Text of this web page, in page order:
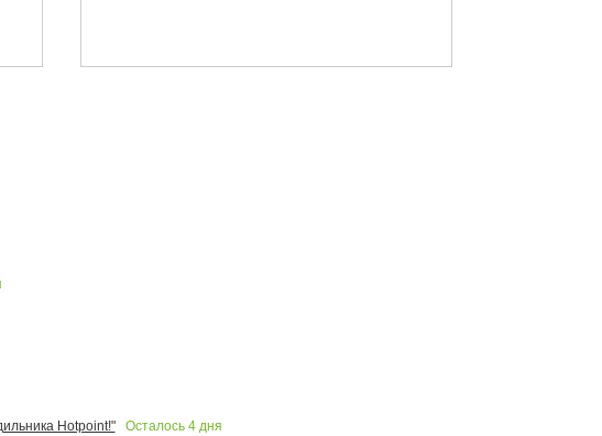
Hotpoint!" Осталось 4дня